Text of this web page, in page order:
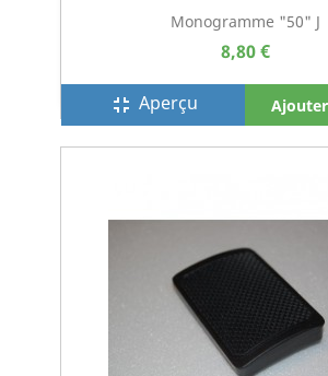
Monogramme "50" J
8,80 €
fullscreen_exit Aperçu